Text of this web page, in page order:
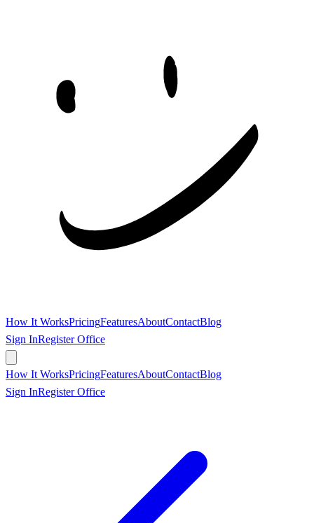
How It WorksPricingFeaturesAboutContactBlog
Sign InRegister Office
How It WorksPricingFeaturesAboutContactBlog
Sign InRegister Office